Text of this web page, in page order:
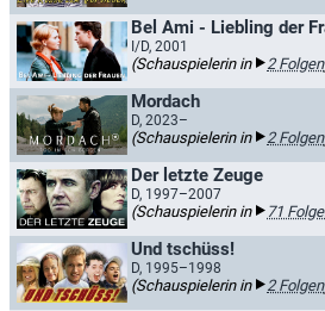
Bel Ami - Liebling der
I/D, 2001
(Schauspielerin in 2 Folgen
Mordach
D, 2023–
(Schauspielerin in 2 Folgen
Der letzte Zeuge
D, 1997–2007
(Schauspielerin in 71
Und tschüss!
D, 1995–1998
(Schauspielerin in 2 Folgen